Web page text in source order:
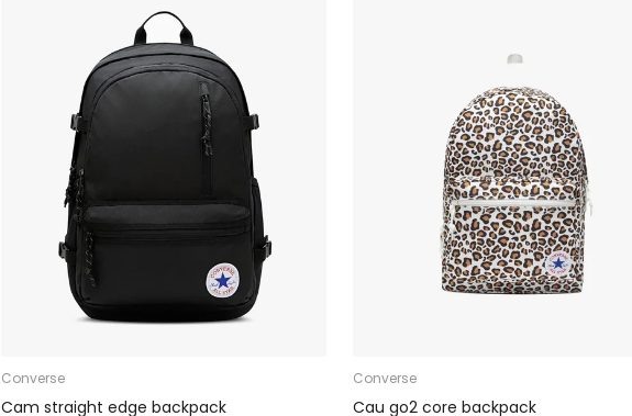
Converse
Cam straight edge backpack
Converse
Cau go2 core backpack